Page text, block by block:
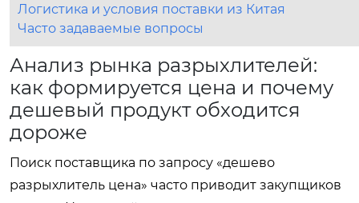
Логистика и условия поставки из Китая
Часто задаваемые вопросы
Анализ рынка разрыхлителей:
как формируется цена и почему
дешевый продукт обходится
дороже
Поиск поставщика по запросу «дешево
разрыхлитель цена» часто приводит закупщиков